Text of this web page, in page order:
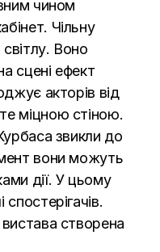
чином
Чільну
Воно
сцені ефект
акторів від
міцною стіною.
звикли до
вони можуть
дії. У цьому
створена